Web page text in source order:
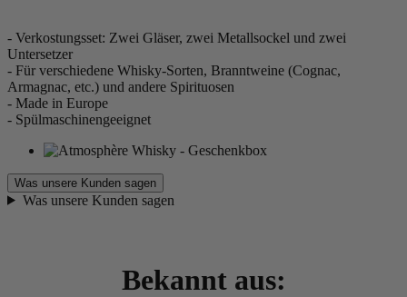
- Verkostungsset: Zwei Gläser, zwei Metallsockel und zwei
Untersetzer
- Für verschiedene Whisky-Sorten, Branntweine (Cognac,
Armagnac, etc.) und andere Spirituosen
- Made in Europe
- Spülmaschinengeeignet
Was unsere Kunden sagen
Was unsere Kunden sagen
Bekannt aus: